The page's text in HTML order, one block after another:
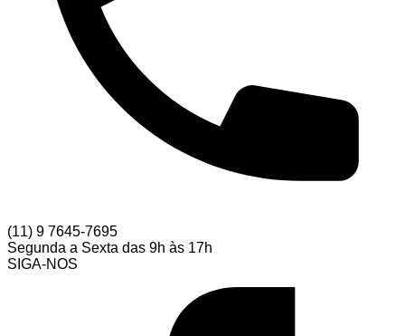
(11) 9 7645-7695
Segunda a Sexta das 9h às 17h
SIGA-NOS